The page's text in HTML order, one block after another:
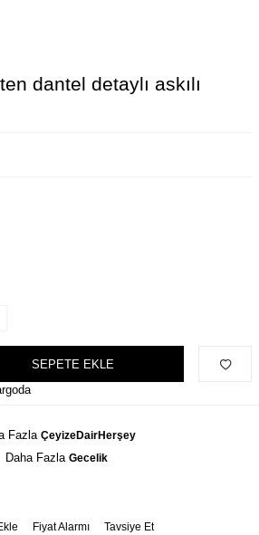
dantel detaylı askılı
SEPETE EKLE
Fazla ÇeyizeDairHerşey
Daha Fazla Gecelik
Fiyat Alarmı Tavsiye Et